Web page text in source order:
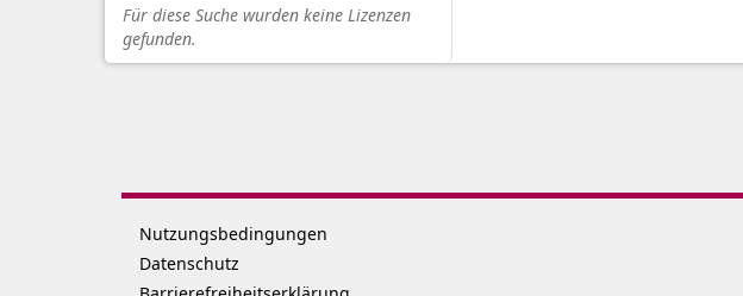
Für diese Suche wurden keine Lizenzen
gefunden.
Nutzungsbedingungen
Datenschutz